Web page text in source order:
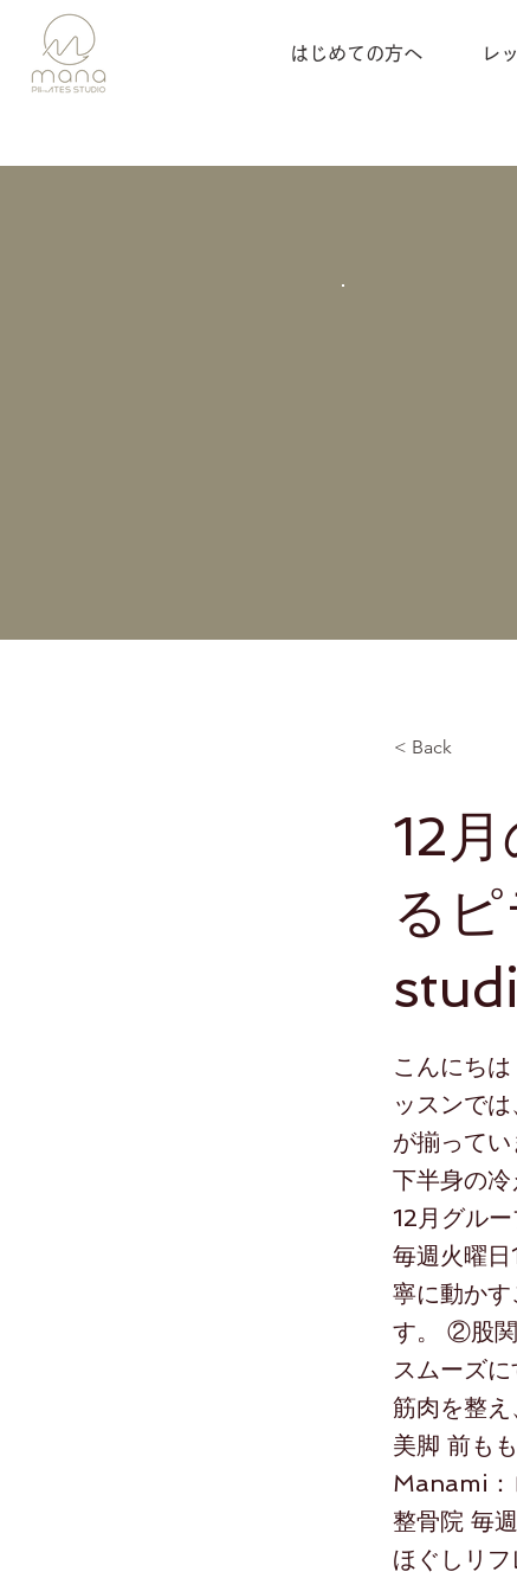
はじめての方へ レ
< Back
12
る
こんにち
ッスンで
が揃って
下半身の
12月グル
毎週火曜
寧に動か
す。 ②股関
スムーズ
筋肉を整
美脚 前も
Manami：
整骨院 毎
ほぐしリ